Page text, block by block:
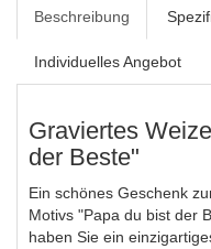
Beschreibung
Individuelles Angebot
Graviertes
der Beste"
Ein schönes Geschenk
Motivs "Papa du bist der
haben Sie ein